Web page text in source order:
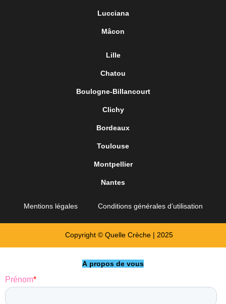
Lucciana
Mâcon
Lille
Chatou
Boulogne-Billancourt
Clichy
Bordeaux
Toulouse
Montpellier
Nantes
Mentions légales Conditions générales d’utilisation
Copyright © Quelle Crèche | 2025